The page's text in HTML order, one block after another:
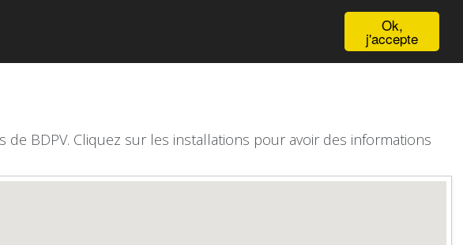
Ok,
j'accepte
BDPV. Cliquez sur les installations pour avoir des informations